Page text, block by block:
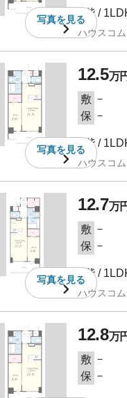
写真を見る
3階 /
ハウスコ
写真を見る
12.5万
敷 －
保 －
4階 /
ハウスコ
写真を見る
12.7万
敷 －
保 －
4階 /
ハウスコ
12.8万
敷 －
保 －